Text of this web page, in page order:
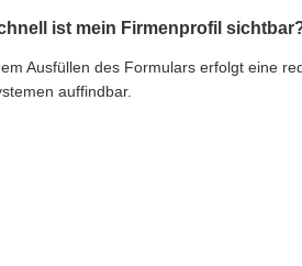
ist mein Firmenprofil
Ausfüllen des Formulars erfolgt eine
auffindbar.